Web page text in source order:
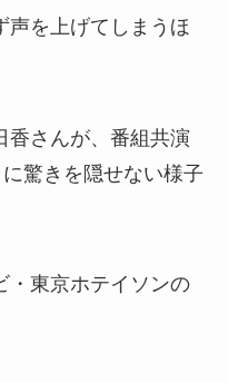
声を上げてしまうほ
香さんが、番組共演
に驚きを隠せない様子
・東京ホテイソンの